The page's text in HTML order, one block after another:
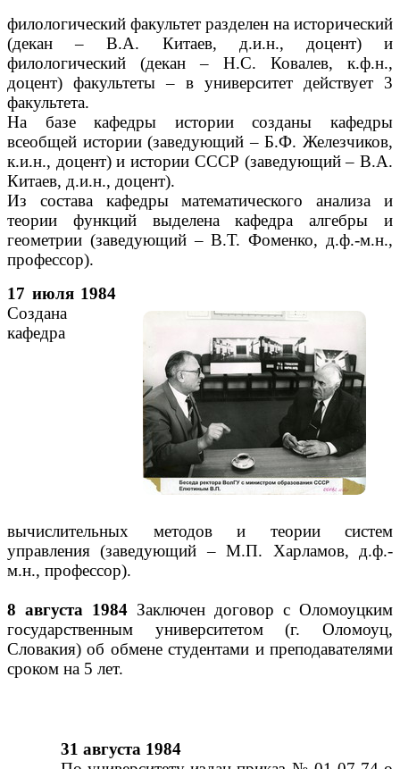
филологический факультет разделен на исторический
(декан – В.А. Китаев, д.и.н., доцент) и
филологический (декан – Н.С. Ковалев, к.ф.н.,
доцент) факультеты – в университет действует 3
факультета.
На базе кафедры истории созданы кафедры
всеобщей истории (заведующий – Б.Ф. Железчиков,
к.и.н., доцент) и истории СССР (заведующий – В.А.
Китаев, д.и.н., доцент).
Из состава кафедры математического анализа и
теории функций выделена кафедра алгебры и
геометрии (заведующий – В.Т. Фоменко, д.ф.-м.н.,
профессор).
17 июля 1984
Создана
кафедра
вычислительных методов и теории систем
управления (заведующий – М.П. Харламов, д.ф.-
м.н., профессор).
8 августа 1984 Заключен договор с Оломоуцким
государственным университетом (г. Оломоуц,
Словакия) об обмене студентами и преподавателями
сроком на 5 лет.
31 августа 1984